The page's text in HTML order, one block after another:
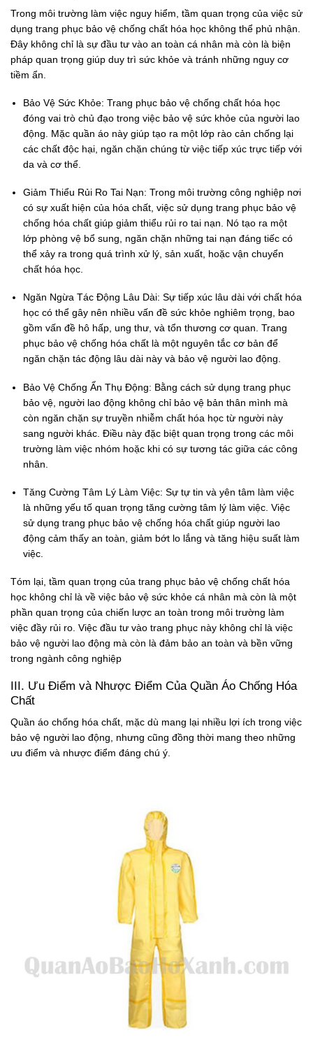
Trong môi trường làm việc nguy hiểm, tầm quan trọng của việc sử
dụng trang phục bảo vệ chống chất hóa học không thể phủ nhận.
Đây không chỉ là sự đầu tư vào an toàn cá nhân mà còn là biện
pháp quan trọng giúp duy trì sức khỏe và tránh những nguy cơ
tiềm ẩn.
Bảo Vệ Sức Khỏe:Trang phục bảo vệ chống chất hóa học
đóng vai trò chủ đạo trong việc bảo vệ sức khỏe của người lao
động. Mặc quần áo này giúp tạo ra một lớp rào cản chống lại
các chất độc hại, ngăn chặn chúng từ việc tiếp xúc trực tiếp với
da và cơ thể.
Giảm Thiểu Rủi Ro Tai Nạn:Trong môi trường công nghiệp nơi
có sự xuất hiện của hóa chất, việc sử dụng trang phục bảo vệ
chống hóa chất giúp giảm thiểu rủi ro tai nạn. Nó tạo ra một
lớp phòng vệ bổ sung, ngăn chặn những tai nạn đáng tiếc có
thể xảy ra trong quá trình xử lý, sản xuất, hoặc vận chuyển
chất hóa học.
Ngăn Ngừa Tác Động Lâu Dài:Sự tiếp xúc lâu dài với chất hóa
học có thể gây nên nhiều vấn đề sức khỏe nghiêm trọng, bao
gồm vấn đề hô hấp, ung thư, và tổn thương cơ quan. Trang
phục bảo vệ chống hóa chất là một nguyên tắc cơ bản để
ngăn chặn tác động lâu dài này và bảo vệ người lao động.
Bảo Vệ Chống Ẩn Thụ Động: Bằng cách sử dụng trang phục
bảo vệ, người lao động không chỉ bảo vệ bản thân mình mà
còn ngăn chặn sự truyền nhiễm chất hóa học từ người này
sang người khác. Điều này đặc biệt quan trọng trong các môi
trường làm việc nhóm hoặc khi có sự tương tác giữa các công
nhân.
Tăng Cường Tâm Lý Làm Việc:Sự tự tin và yên tâm làm việc
là những yếu tố quan trọng tăng cường tâm lý làm việc. Việc
sử dụng trang phục bảo vệ chống hóa chất giúp người lao
động cảm thấy an toàn, giảm bớt lo lắng và tăng hiệu suất làm
việc.
Tóm lại, tầm quan trọng của trang phục bảo vệ chống chất hóa
học không chỉ là về việc bảo vệ sức khỏe cá nhân mà còn là một
phần quan trọng của chiến lược an toàn trong môi trường làm
việc đầy rủi ro. Việc đầu tư vào trang phục này không chỉ là việc
bảo vệ người lao động mà còn là đảm bảo an toàn và bền vững
trong ngành công nghiệp
III. Ưu Điểm và Nhược Điểm Của Quần Áo Chống Hóa
Chất
Quần áo chống hóa chất, mặc dù mang lại nhiều lợi ích trong việc
bảo vệ người lao động, nhưng cũng đồng thời mang theo những
ưu điểm và nhược điểm đáng chú ý.